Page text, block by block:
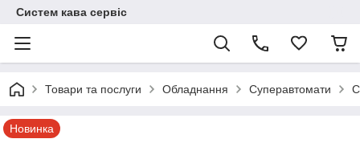
Систем кава сервіс
Товари та послуги Обладнання Суперавтомати
Новинка